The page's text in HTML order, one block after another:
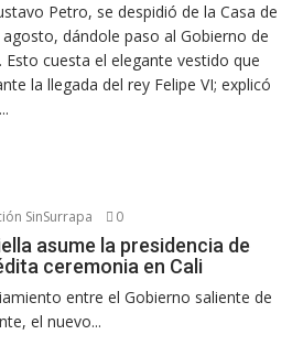
Petro, se despidió de la Casa de
dándole paso al Gobierno de
Esto cuesta el elegante vestido que
la llegada del rey Felipe VI; explicó
SinSurrapa 0
asume la presidencia de
ceremonia en Cali
entre el Gobierno saliente de
el nuevo...